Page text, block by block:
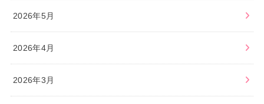
2026年5月
2026年4月
2026年3月